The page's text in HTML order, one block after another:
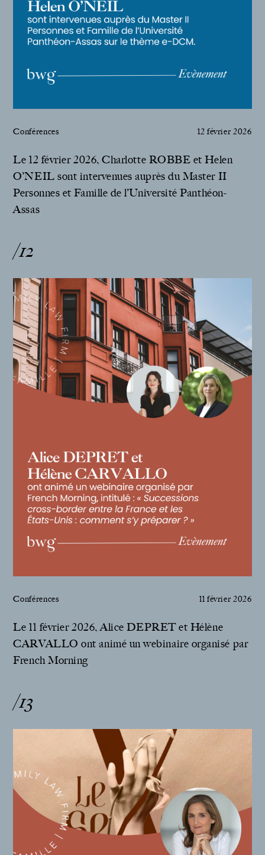
Conférences 12 février 2026
Le 12 février 2026, Charlotte ROBBE et Helen
O’NEIL sont intervenues auprès du Master II
Personnes et Famille de l’Université Panthéon-
Assas
/12
Conférences 11 février 2026
Le 11 février 2026, Alice DEPRET et Hélène
CARVALLO ont animé un webinaire organisé par
French Morning
/13